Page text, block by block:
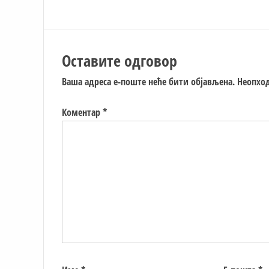
Оставите одговор
Ваша адреса е-поште неће бити објављена.
Коментар*